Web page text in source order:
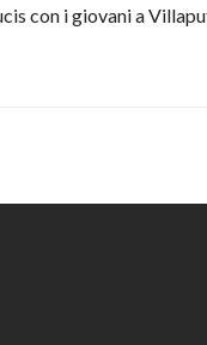
con i giovani a